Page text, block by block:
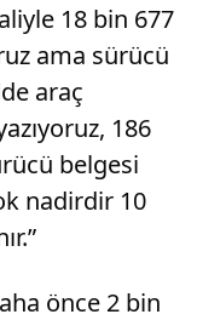
18 bin 677
ama sürücü
araç
186
belgesi
nadirdir 10
önce 2 bin